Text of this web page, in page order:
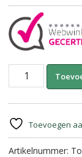
Toef
Cedrus
||
66
cm.
Toevoegen
Artikelnummer: